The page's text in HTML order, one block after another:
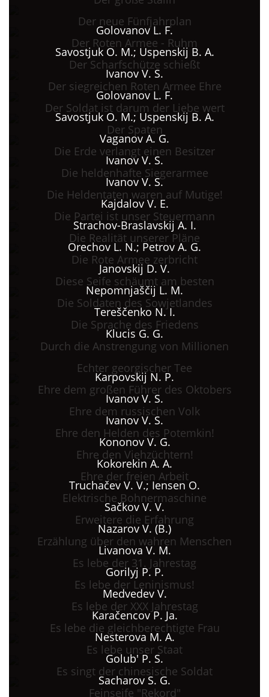
Der neue Fünfjahrplan
Golovanov L. F.
Der Roten Armee - Ruhm
Savostjuk O. M.; Uspenskij B. A.
Der Scharfschütze schießt
Ivanov V. S.
Der siegreichen Roten Armee Ehre
Golovanov L. F.
Der Soldat ist darum der Liebe wert
Savostjuk O. M.; Uspenskij B. A.
Der Spaten
Vaganov A. G.
Die Erde verlangt einen Besitzer
Ivanov V. S.
Die heldenhafte Siegerarmee
Ivanov V. S.
Die Heldentaten waren auf Mutige!
Kajdalov V. E.
Die Partei ist unser Steuermann
Strachov-Braslavskij A. I.
Die Realität unserer Pläne
Orechov L. N.; Petrov A. G.
Die Rote Armee zerbricht
Janovskij D. V.
Diese Seife schäumt am besten
Nepomnjaščij L. M.
Die Soldaten des Sowjetlandes
Tereščenko N. I.
Die Sprache des Friedens
Klucis G. G.
Durch die Anstrengung von Millionen
Echter georgischer Tee
Karpovskij N. P.
Ehre dem großen Führer des Oktobers
Ivanov V. S.
Ehre dem russischen Volk
Ivanov V. S.
Ehre den Helden des Potemkin!
Kononov V. G.
Ehre den Viehzüchtern!
Kokorekin A. A.
Ehre der freien Arbeit
Truchačev V. V.; Iensen O.
Elektrische Bohnermaschine
Sačkov V. V.
Erweitere die Erfahrung
Nazarov V. (B.)
Erzählung über den wahren Menschen
Livanova V. M.
Es lebe der 31. Jahrestag
Gorilyj P. P.
Es lebe der Leninismus!
Medvedev V.
Es lebe der XXX Jahrestag
Karačencov P. Ja.
Es lebe die gleichberechtigte Frau
Nesterova M. A.
Es lebe unser Staat
Golub' P. S.
Es singt der chinesische Soldat
Sacharov S. G.
Feinseife "Rekord"